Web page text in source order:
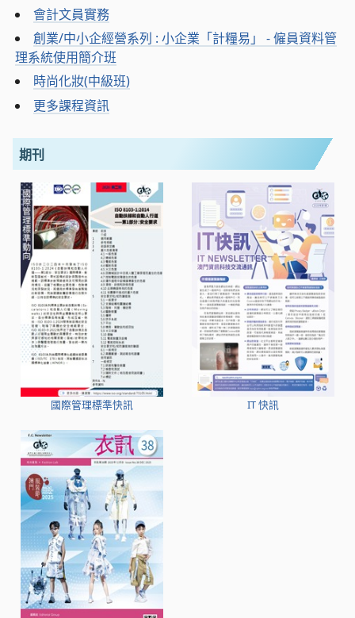
會計文員實務
創業/中小企經營系列 : 小企業「計糧易」 - 僱員資料管
理系統使用簡介班
時尚化妝(中級班)
更多課程資訊
期刊
國際管理標準快訊 IT 快訊